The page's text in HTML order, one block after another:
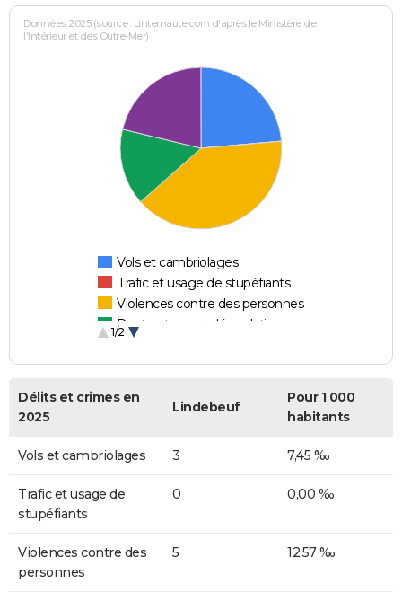
Données 2025 (source : Linternaute.com d'après le Ministère de
l'Intérieur et des Outre-Mer)
Vols et cambriolages
Trafic et usage de stupéfiants
Violences contre des personnes
Destructions et dégradations
1/2
Délits et crimes en
2025
Lindebeuf
Pour 1 000
habitants
Vols et cambriolages 3 7,45 ‰
Trafic et usage de
stupéfiants
0 0,00 ‰
Violences contre des
personnes
5 12,57 ‰